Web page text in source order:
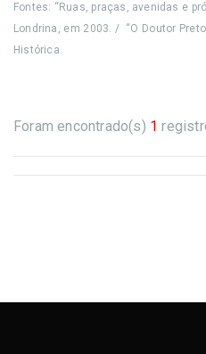
Fontes: “Ruas, praças, avenidas e
Londrina, em 2003. / “O Doutor
Histórica.
Foram encontrado(s) 1